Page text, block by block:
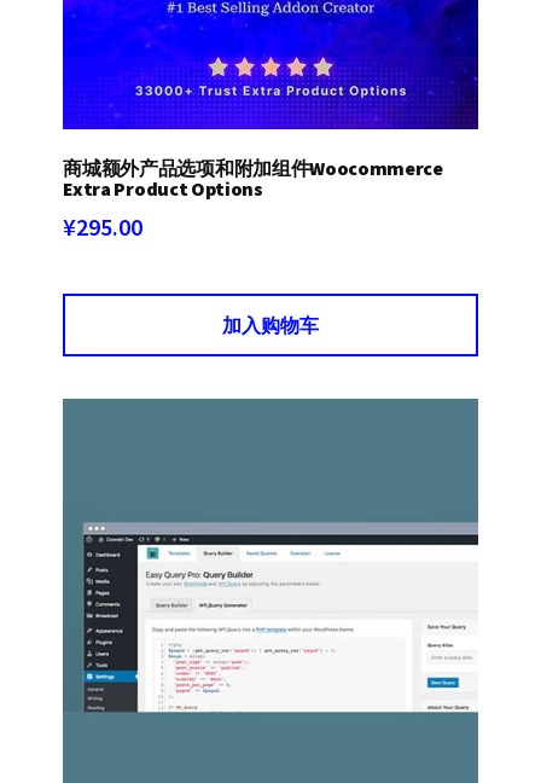
商城额外产品选项和附加组件Woocommerce
Extra Product Options
¥295.00
加入购物车